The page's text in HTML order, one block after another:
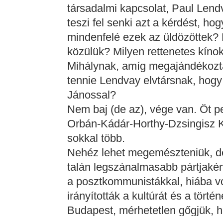
társadalmi kapcsolat, Paul
teszi fel senki azt a kérdést,
mindenfelé ezek az
közülük? Milyen rettenetes
Mihálynak, amíg
tennie Lendvay elvtársnak,
Jánossal?
Nem baj (de az), vége van. Öt
Orbán-Kádár-Horthy-Dzsingisz
sokkal több.
Nehéz lehet megemészteniük,
talán legszánalmasabb
a posztkommunistákkal, hiába
irányították a kultúrát és a
Budapest, mérhetetlen gőgjük,